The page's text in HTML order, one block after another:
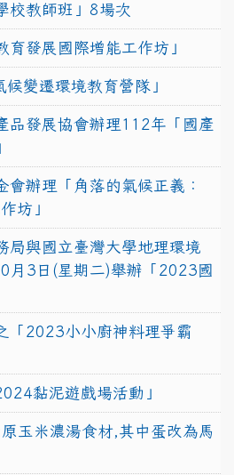
校教師班」8場次
育發展國際增能工作坊」
候變遷環境教育營隊」
品發展協會辦理112年「國產
會辦理「角落的氣候正義：
坊」
局與國立臺灣大學地理環境
月3日(星期二)舉辦「2023國
「2023小小廚神料理爭霸
黏泥遊戲場活動」
玉米濃湯食材,其中蛋改為馬